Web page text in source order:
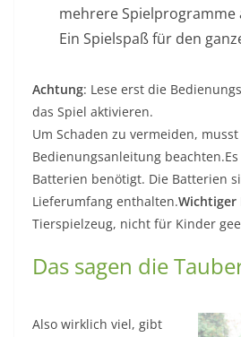
mehrere Spielprogramme
Ein Spielspaß für den
Achtung: Lese erst die
das Spiel aktivieren.
Um Schaden zu vermeiden,
Bedienungsanleitung
Batterien benötigt. Die Batterien
Lieferumfang enthalten.Wichtiger
Tierspielzeug, nicht für Kinder
Das sagen die
Also wirklich viel, gibt